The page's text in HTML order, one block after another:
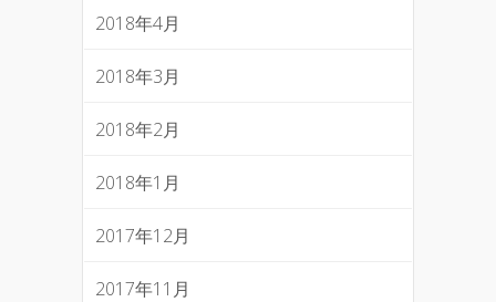
2018年4月
2018年3月
2018年2月
2018年1月
2017年12月
2017年11月